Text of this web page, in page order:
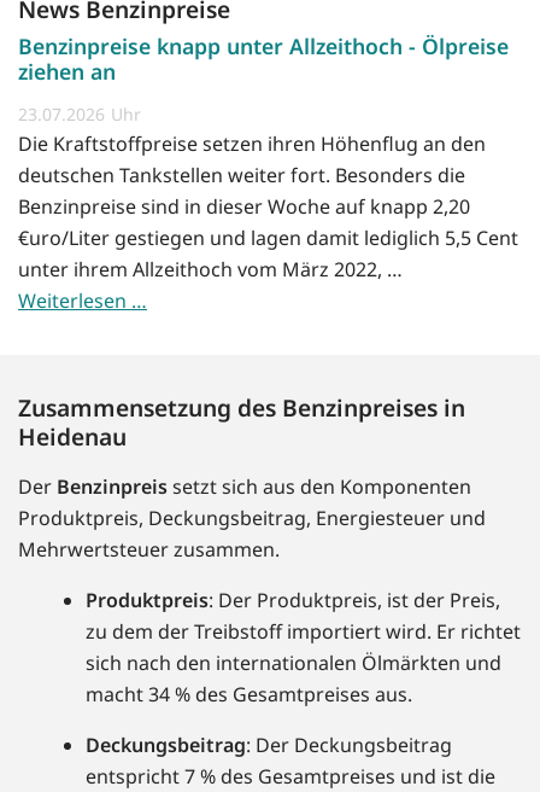
News Benzinpreise
Benzinpreise knapp unter Allzeithoch - Ölpreise
ziehen an
23.07.2026
Die Kraftstoffpreise setzen ihren Höhenflug an den
deutschen Tankstellen weiter fort. Besonders die
Benzinpreise sind in dieser Woche auf knapp 2,20
€uro/Liter gestiegen und lagen damit lediglich 5,5 Cent
unter ihrem Allzeithoch vom März 2022, …
Weiterlesen …
Zusammensetzung des Benzinpreises in
Heidenau
Der Benzinpreissetzt sich aus den Komponenten
Produktpreis, Deckungsbeitrag, Energiesteuer und
Mehrwertsteuer zusammen.
Produktpreis: Der Produktpreis, ist der Preis,
zu dem der Treibstoff importiert wird. Er richtet
sich nach den internationalen Ölmärkten und
macht 34 % des Gesamtpreises aus.
Deckungsbeitrag: Der Deckungsbeitrag
entspricht 7 % des Gesamtpreises und ist die